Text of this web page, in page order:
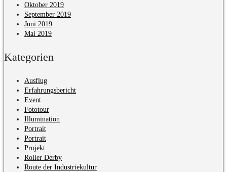
Oktober 2019
September 2019
Juni 2019
Mai 2019
Kategorien
Ausflug
Erfahrungsbericht
Event
Fototour
Illumination
Portrait
Portrait
Projekt
Roller Derby
Route der Industriekultur